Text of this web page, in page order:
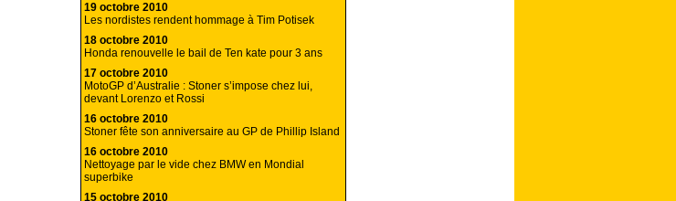
19 octobre 2010
Les nordistes rendent hommage à Tim Potisek
18 octobre 2010
Honda renouvelle le bail de Ten kate pour 3 ans
17 octobre 2010
MotoGP d’Australie : Stoner s’impose chez lui,
devant Lorenzo et Rossi
16 octobre 2010
Stoner fête son anniversaire au GP de Phillip Island
16 octobre 2010
Nettoyage par le vide chez BMW en Mondial
superbike
15 octobre 2010